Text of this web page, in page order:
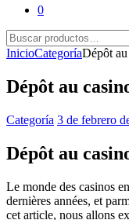
0
Buscar
por:
InicioCategoríaDépôt
Dépôt au
Categoría 3 de febrero
Dépôt au
Le monde des casinos
dernières années, et
cet article, nous allons